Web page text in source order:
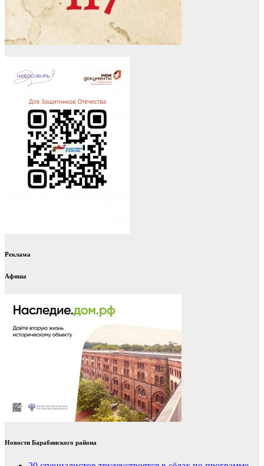
Реклама
Афиша
Новости Барабинского района